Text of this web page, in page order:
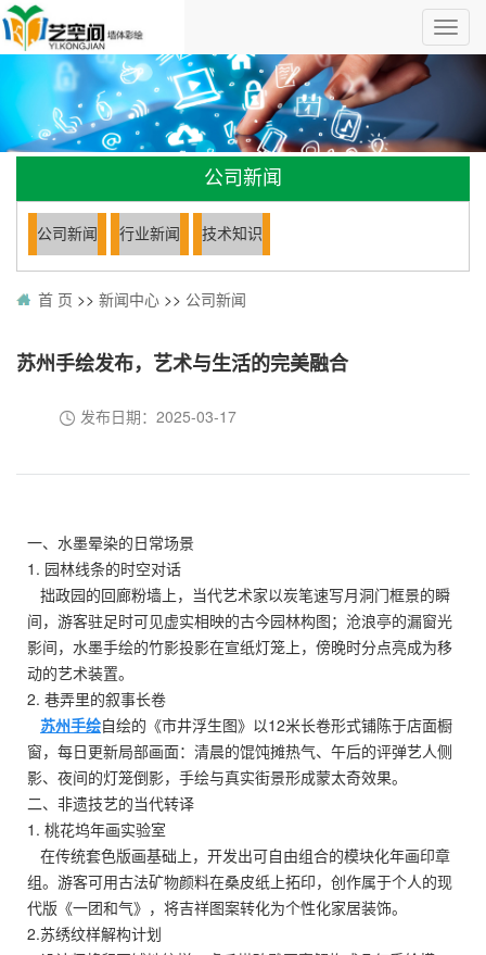
公司新闻
公司新闻 行业新闻 技术知识
首 页 >> 新闻中心 >> 公司新闻
苏州手绘发布，艺术与生活的完美融合
发布日期： 2025-03-17
一、水墨晕染的日常场景
1. 园林线条的时空对话
拙政园的回廊粉墙上，当代艺术家以炭笔速写月洞门框景的瞬
间，游客驻足时可见虚实相映的古今园林构图；沧浪亭的漏窗光
影间，水墨手绘的竹影投影在宣纸灯笼上，傍晚时分点亮成为移
动的艺术装置。
2. 巷弄里的叙事长卷
苏州手绘自绘的《市井浮生图》以12米长卷形式铺陈于店面橱
窗，每日更新局部画面：清晨的馄饨摊热气、午后的评弹艺人侧
影、夜间的灯笼倒影，手绘与真实街景形成蒙太奇效果。
二、非遗技艺的当代转译
1. 桃花坞年画实验室
在传统套色版画基础上，开发出可自由组合的模块化年画印章
组。游客可用古法矿物颜料在桑皮纸上拓印，创作属于个人的现
代版《一团和气》，将吉祥图案转化为个性化家居装饰。
2.苏绣纹样解构计划